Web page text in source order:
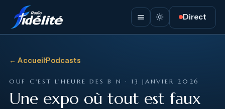
Direct
← Accueil·Podcasts
OUF C'EST L'HEURE DES B N · 13 JANVIER 2026
Une expo où tout est faux